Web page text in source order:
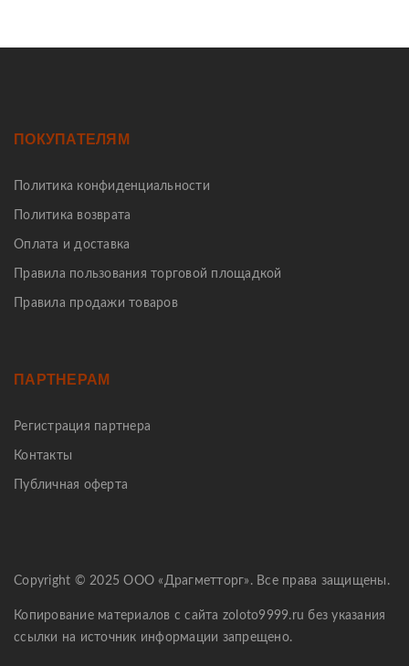
ПОКУПАТЕЛЯМ
Политика конфиденциальности
Политика возврата
Оплата и доставка
Правила пользования торговой площадкой
Правила продажи товаров
ПАРТНЕРАМ
Регистрация партнера
Контакты
Публичная оферта
Copyright © 2025 ООО «Драгметторг». Все права защищены.
Копирование материалов с сайта zoloto9999.ru без указания
ссылки на источник информации запрещено.